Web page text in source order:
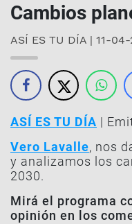
Cambios
ASÍ ES TU DÍA | 11-
ASÍ ES TU DÍA |
Vero Lavalle, nos
y analizamos los
2030.
Mirá el programa
opinión en los